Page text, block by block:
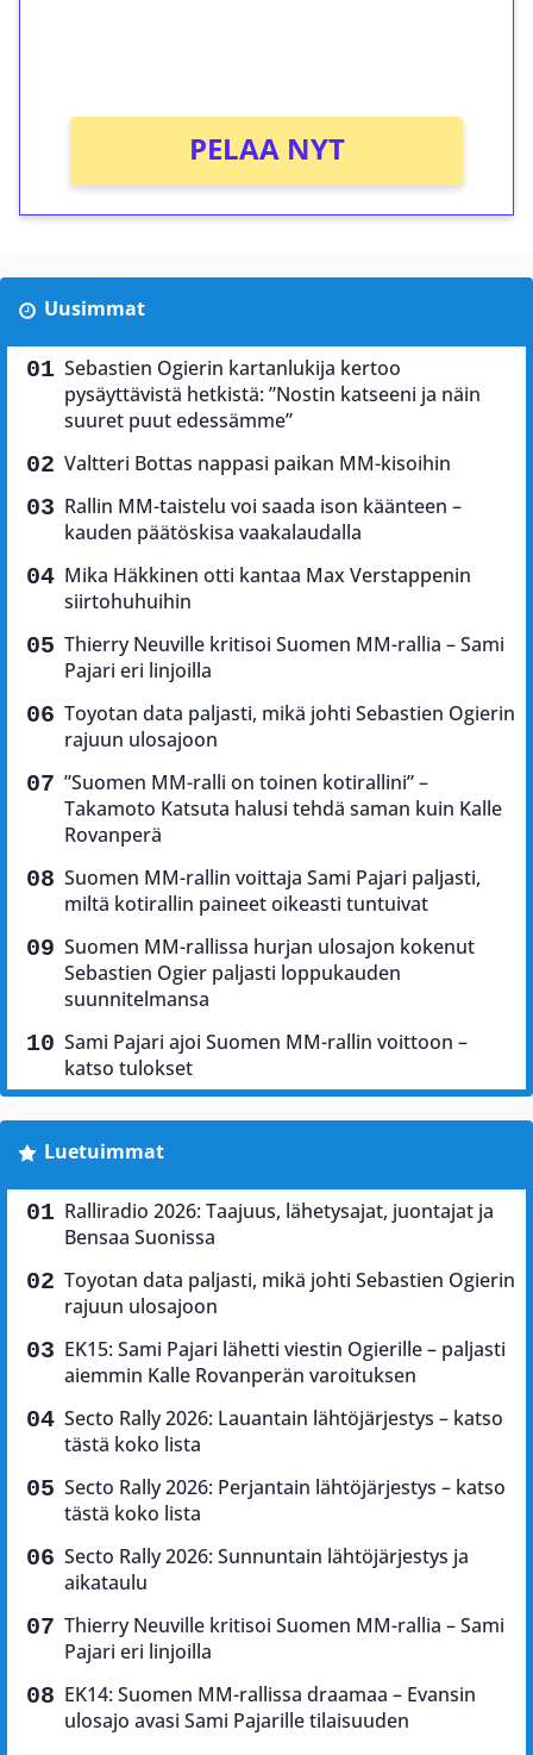
PELAA NYT
Uusimmat
Sebastien Ogierin kartanlukija kertoo
pysäyttävistä hetkistä: ”Nostin katseeni ja näin
suuret puut edessämme”
Valtteri Bottas nappasi paikan MM-kisoihin
Rallin MM-taistelu voi saada ison käänteen –
kauden päätöskisa vaakalaudalla
Mika Häkkinen otti kantaa Max Verstappenin
siirtohuhuihin
Thierry Neuville kritisoi Suomen MM-rallia – Sami
Pajari eri linjoilla
Toyotan data paljasti, mikä johti Sebastien Ogierin
rajuun ulosajoon
”Suomen MM-ralli on toinen kotirallini” –
Takamoto Katsuta halusi tehdä saman kuin Kalle
Rovanperä
Suomen MM-rallin voittaja Sami Pajari paljasti,
miltä kotirallin paineet oikeasti tuntuivat
Suomen MM-rallissa hurjan ulosajon kokenut
Sebastien Ogier paljasti loppukauden
suunnitelmansa
Sami Pajari ajoi Suomen MM-rallin voittoon –
katso tulokset
Luetuimmat
Ralliradio 2026: Taajuus, lähetysajat, juontajat ja
Bensaa Suonissa
Toyotan data paljasti, mikä johti Sebastien Ogierin
rajuun ulosajoon
EK15: Sami Pajari lähetti viestin Ogierille – paljasti
aiemmin Kalle Rovanperän varoituksen
Secto Rally 2026: Lauantain lähtöjärjestys – katso
tästä koko lista
Secto Rally 2026: Perjantain lähtöjärjestys – katso
tästä koko lista
Secto Rally 2026: Sunnuntain lähtöjärjestys ja
aikataulu
Thierry Neuville kritisoi Suomen MM-rallia – Sami
Pajari eri linjoilla
EK14: Suomen MM-rallissa draamaa – Evansin
ulosajo avasi Sami Pajarille tilaisuuden